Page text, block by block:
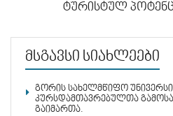
ტურისტულ
მსგავსი სიახლეები
გორის სახელმწიფო
კურსდამთავრებულთა
გაიმართა.